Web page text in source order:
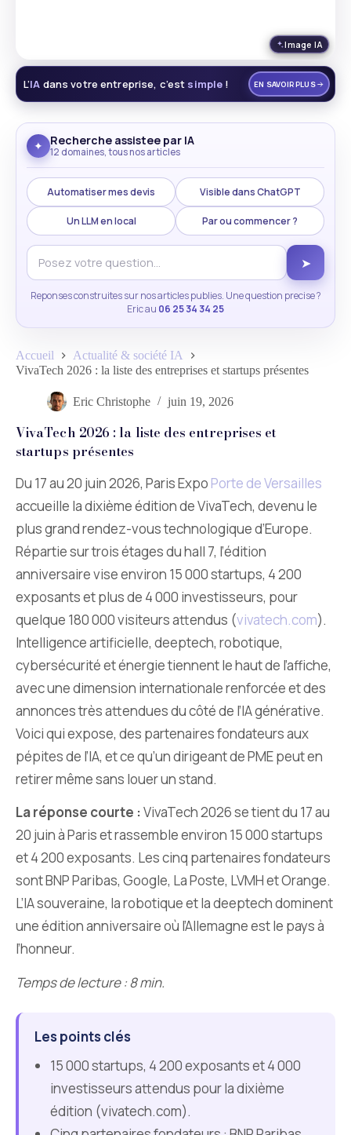
Image IA
L’IA dans votre entreprise, c’est simple ! EN SAVOIR PLUS
✦ Recherche assistee par IA
12 domaines, tous nos articles
Automatiser mes devis Visible dans ChatGPT
Un LLM en local Par ou commencer ?
➤
Reponses construites sur nos articles publies. Une question precise ?
Eric au 06 25 34 34 25
Accueil
Actualité & société IA
VivaTech 2026 : la liste des entreprises et startups présentes
Eric Christophe juin 19, 2026
VivaTech 2026 : la liste des entreprises et
startups présentes
Du 17 au 20 juin 2026, Paris Expo Porte de Versailles
accueille la dixième édition de VivaTech, devenu le
plus grand rendez-vous technologique d’Europe.
Répartie sur trois étages du hall 7, l’édition
anniversaire vise environ 15 000 startups, 4 200
exposants et plus de 4 000 investisseurs, pour
quelque 180 000 visiteurs attendus (vivatech.com).
Intelligence artificielle, deeptech, robotique,
cybersécurité et énergie tiennent le haut de l’affiche,
avec une dimension internationale renforcée et des
annonces très attendues du côté de l’IA générative.
Voici qui expose, des partenaires fondateurs aux
pépites de l’IA, et ce qu’un dirigeant de PME peut en
retirer même sans louer un stand.
La réponse courte :VivaTech 2026 se tient du 17 au
20 juin à Paris et rassemble environ 15 000 startups
et 4 200 exposants. Les cinq partenaires fondateurs
sont BNP Paribas, Google, La Poste, LVMH et Orange.
L’IA souveraine, la robotique et la deeptech dominent
une édition anniversaire où l’Allemagne est le pays à
l’honneur.
Temps de lecture : 8 min.
Les points clés
15 000 startups, 4 200 exposants et 4 000
investisseurs attendus pour la dixième
édition (vivatech.com).